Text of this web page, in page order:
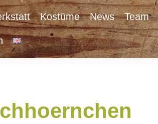
Kostüme News Team